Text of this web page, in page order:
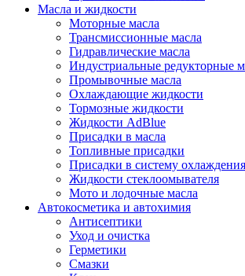
Масла и жидкости
Моторные масла
Трансмиссионные масла
Гидравлические масла
Индустриальные редукторные
Промывочные масла
Охлаждающие жидкости
Тормозные жидкости
Жидкости AdBlue
Присадки в масла
Топливные присадки
Присадки в систему охлаждения
Жидкости стеклоомывателя
Мото и лодочные масла
Автокосметика и автохимия
Антисептики
Уход и очистка
Герметики
Смазки